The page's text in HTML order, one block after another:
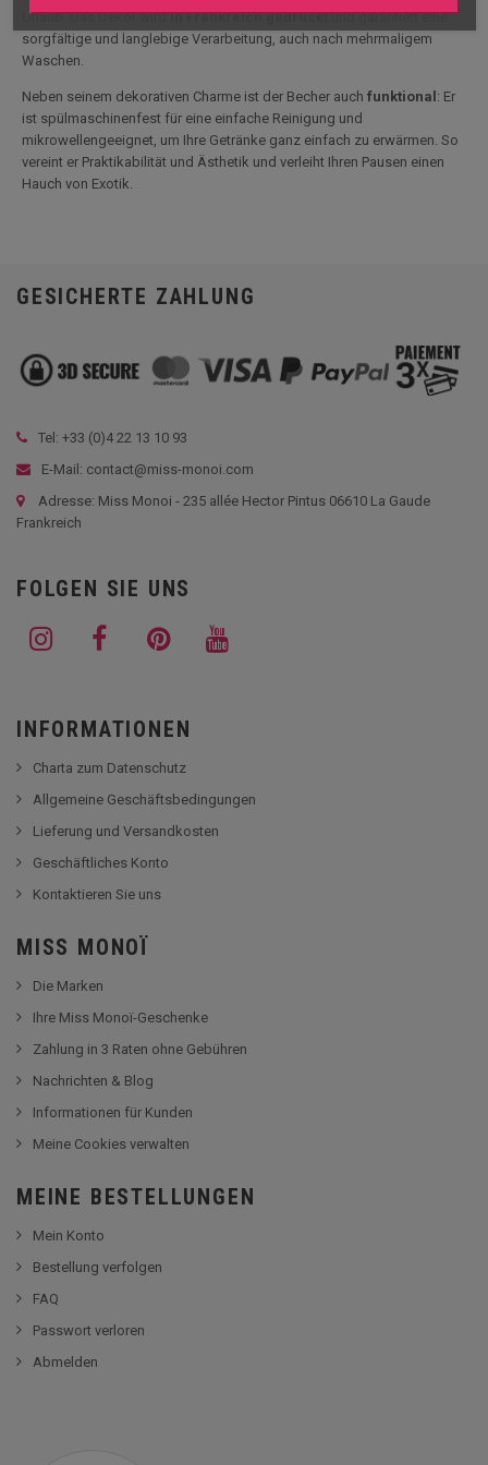
Urlaub. Das Dekor wirdin Frankreich gedrucktund garantiert eine
sorgfältige und langlebige Verarbeitung, auch nach mehrmaligem
Waschen.
Neben seinem dekorativen Charme ist der Becher auch funktional : Er
ist spülmaschinenfest für eine einfache Reinigung und
mikrowellengeeignet, um Ihre Getränke ganz einfach zu erwärmen. So
vereint er Praktikabilität und Ästhetik und verleiht Ihren Pausen einen
Hauch von Exotik.
GESICHERTE ZAHLUNG
Tel: +33 (0)4 22 13 10 93
E-Mail: contact@miss-monoi.com
Adresse: Miss Monoi - 235 allée Hector Pintus 06610 La Gaude
Frankreich
FOLGEN SIE UNS
INFORMATIONEN
Charta zum Datenschutz
Allgemeine Geschäftsbedingungen
Lieferung und Versandkosten
Geschäftliches Konto
Kontaktieren Sie uns
MISS MONOÏ
Die Marken
Ihre Miss Monoï-Geschenke
Zahlung in 3 Raten ohne Gebühren
Nachrichten & Blog
Informationen für Kunden
Meine Cookies verwalten
MEINE BESTELLUNGEN
Mein Konto
Bestellung verfolgen
FAQ
Passwort verloren
Abmelden